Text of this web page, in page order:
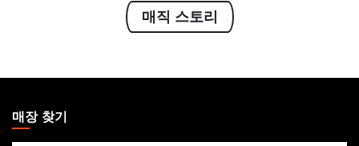
매직 스토리
THE
GATHERING
매장 찾기